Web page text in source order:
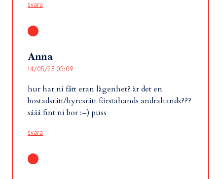
svara
Anna
14/05/23 05:09
hur har ni fått eran lägenhet? är det en
bostadsrätt/hyresrätt förstahands andrahands???
sååå fint ni bor :–) puss
svara